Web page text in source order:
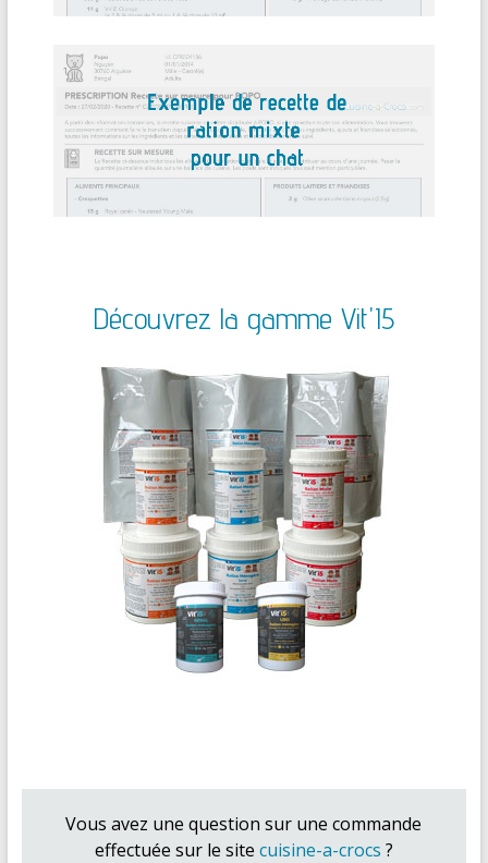
Découvrez la gamme Vit'I5
Vous avez une question sur une commande
effectuée sur le site cuisine-a-crocs ?